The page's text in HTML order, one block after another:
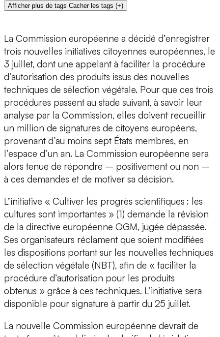
Afficher plus de tags Cacher les tags (+)
La Commission européenne a décidé d’enregistrer
trois nouvelles initiatives citoyennes européennes, le
3 juillet, dont une appelant à faciliter la procédure
d’autorisation des produits issus des nouvelles
techniques de sélection végétale. Pour que ces trois
procédures passent au stade suivant, à savoir leur
analyse par la Commission, elles doivent recueillir
un million de signatures de citoyens européens,
provenant d’au moins sept États membres, en
l’espace d’un an. La Commission européenne sera
alors tenue de répondre – positivement ou non –
à ces demandes et de motiver sa décision.
L’initiative « Cultiver les progrès scientifiques : les
cultures sont importantes » (1) demande la révision
de la directive européenne OGM, jugée dépassée.
Ses organisateurs réclament que soient modifiées
les dispositions portant sur les nouvelles techniques
de sélection végétale (NBT), afin de « faciliter la
procédure d’autorisation pour les produits
obtenus » grâce à ces techniques. L’initiative sera
disponible pour signature à partir du 25 juillet.
La nouvelle Commission européenne devrait de